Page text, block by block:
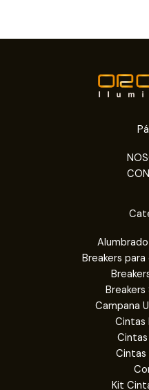
Breakers
Campana
Cintas
Cintas
Cintas
Kit